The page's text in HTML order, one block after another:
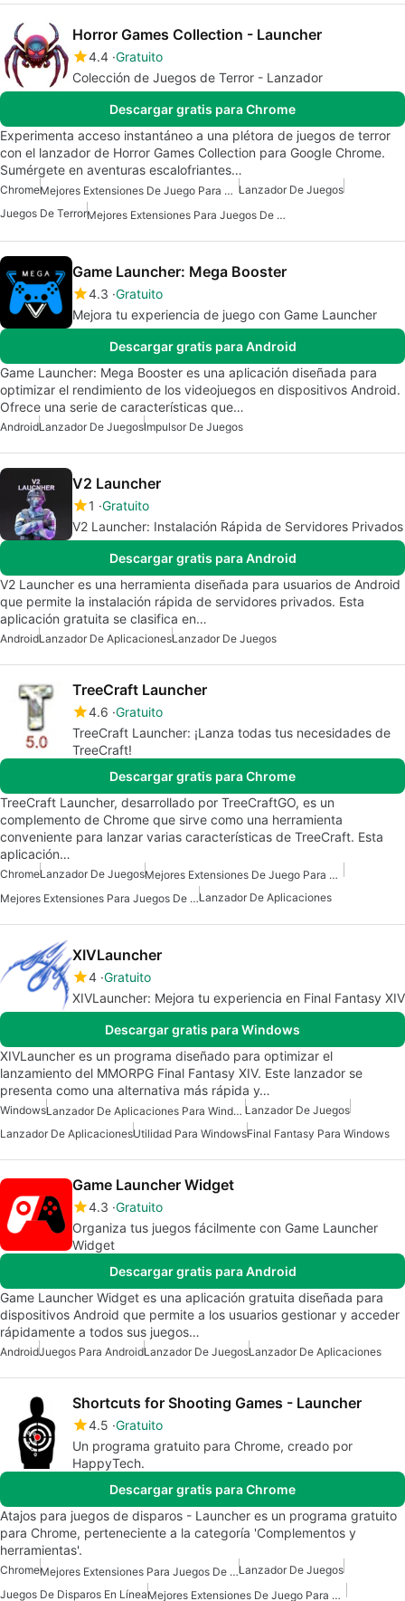
Horror Games Collection - Launcher
4.4 Gratuito
Colección de Juegos de Terror - Lanzador
Descargar gratis para Chrome
Experimenta acceso instantáneo a una plétora de juegos de terror
con el lanzador de Horror Games Collection para Google Chrome.
Sumérgete en aventuras escalofriantes…
Chrome Mejores Extensiones De Juego Para Chrome Lanzador De Juegos
Juegos De Terror
Mejores Extensiones Para Juegos De Chrome
Game Launcher: Mega Booster
4.3 Gratuito
Mejora tu experiencia de juego con Game Launcher
Descargar gratis para Android
Game Launcher: Mega Booster es una aplicación diseñada para
optimizar el rendimiento de los videojuegos en dispositivos Android.
Ofrece una serie de características que…
AndroidLanzador De JuegosImpulsor De Juegos
V2 Launcher
1 Gratuito
V2 Launcher: Instalación Rápida de Servidores Privados
Descargar gratis para Android
V2 Launcher es una herramienta diseñada para usuarios de Android
que permite la instalación rápida de servidores privados. Esta
aplicación gratuita se clasifica en…
AndroidLanzador De AplicacionesLanzador De Juegos
TreeCraft Launcher
4.6 Gratuito
TreeCraft Launcher: ¡Lanza todas tus necesidades de
TreeCraft!
Descargar gratis para Chrome
TreeCraft Launcher, desarrollado por TreeCraftGO, es un
complemento de Chrome que sirve como una herramienta
conveniente para lanzar varias características de TreeCraft. Esta
aplicación…
ChromeLanzador De Juegos
Mejores Extensiones De Juego Para Chrome
Mejores Extensiones Para Juegos De ChromeLanzador De Aplicaciones
XIVLauncher
4 Gratuito
XIVLauncher: Mejora tu experiencia en Final Fantasy XIV
Descargar gratis para Windows
XIVLauncher es un programa diseñado para optimizar el
lanzamiento del MMORPG Final Fantasy XIV. Este lanzador se
presenta como una alternativa más rápida y…
Windows Lanzador De Aplicaciones Para Windows Lanzador De Juegos
Lanzador De AplicacionesUtilidad Para WindowsFinal Fantasy Para Windows
Game Launcher Widget
4.3 Gratuito
Organiza tus juegos fácilmente con Game Launcher
Widget
Descargar gratis para Android
Game Launcher Widget es una aplicación gratuita diseñada para
dispositivos Android que permite a los usuarios gestionar y acceder
rápidamente a todos sus juegos…
AndroidJuegos Para AndroidLanzador De JuegosLanzador De Aplicaciones
Shortcuts for Shooting Games - Launcher
4.5 Gratuito
Un programa gratuito para Chrome, creado por
HappyTech.
Descargar gratis para Chrome
Atajos para juegos de disparos - Launcher es un programa gratuito
para Chrome, perteneciente a la categoría 'Complementos y
herramientas'.
Chrome Mejores Extensiones Para Juegos De ChromeLanzador De Juegos
Juegos De Disparos En Línea
Mejores Extensiones De Juego Para Chrome